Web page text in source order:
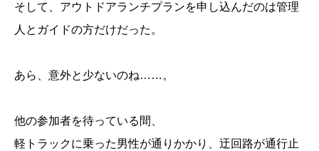
そして、アウトドアランチプランを申し込んだのは管理
人とガイドの方だけだった。
あら、意外と少ないのね……。
他の参加者を待っている間、
軽トラックに乗った男性が通りかかり、迂回路が通行止